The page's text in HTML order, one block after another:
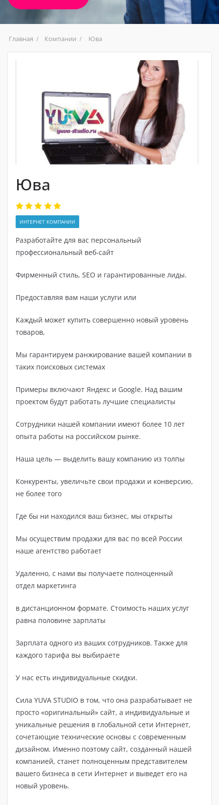
Главная Компании Юва
Юва
ИНТЕРНЕТ КОМПАНИИ
Разработайте для вас персональный
профессиональный веб-сайт
Фирменный стиль, SEO и гарантированные лиды.
Предоставляя вам наши услуги или
Каждый может купить совершенно новый уровень
товаров,
Мы гарантируем ранжирование вашей компании в
таких поисковых системах
Примеры включают Яндекс и Google. Над вашим
проектом будут работать лучшие специалисты
Сотрудники нашей компании имеют более 10 лет
опыта работы на российском рынке.
Наша цель — выделить вашу компанию из толпы
Конкуренты, увеличьте свои продажи и конверсию,
не более того
Где бы ни находился ваш бизнес, мы открыты
Мы осуществим продажи для вас по всей России
наше агентство работает
Удаленно, с нами вы получаете полноценный
отдел маркетинга
в дистанционном формате. Стоимость наших услуг
равна половине зарплаты
Зарплата одного из ваших сотрудников. Также для
каждого тарифа вы выбираете
У нас есть индивидуальные скидки.
Сила YUVA STUDIO в том, что она разрабатывает не
просто «оригинальный» сайт, а индивидуальные и
уникальные решения в глобальной сети Интернет,
сочетающие технические основы с современным
дизайном. Именно поэтому сайт, созданный нашей
компанией, станет полноценным представителем
вашего бизнеса в сети Интернет и выведет его на
новый уровень.